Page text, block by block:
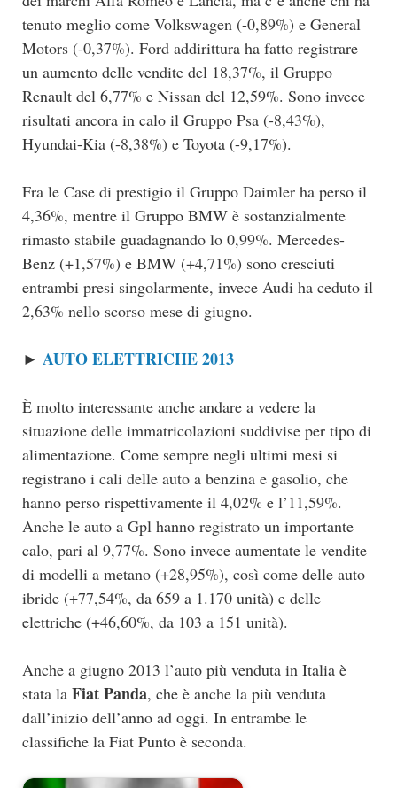
tenuto meglio come Volkswagen (-0,89%) e General
Motors (-0,37%). Ford addirittura ha fatto registrare
un aumento delle vendite del 18,37%, il Gruppo
Renault del 6,77% e Nissan del 12,59%. Sono invece
risultati ancora in calo il Gruppo Psa (-8,43%),
Hyundai-Kia (-8,38%) e Toyota (-9,17%).
Fra le Case di prestigio il Gruppo Daimler ha perso il
4,36%, mentre il Gruppo BMW è sostanzialmente
rimasto stabile guadagnando lo 0,99%. Mercedes-
Benz (+1,57%) e BMW (+4,71%) sono cresciuti
entrambi presi singolarmente, invece Audi ha ceduto il
2,63% nello scorso mese di giugno.
► AUTO ELETTRICHE 2013
È molto interessante anche andare a vedere la
situazione delle immatricolazioni suddivise per tipo di
alimentazione. Come sempre negli ultimi mesi si
registrano i cali delle auto a benzina e gasolio, che
hanno perso rispettivamente il 4,02% e l’11,59%.
Anche le auto a Gpl hanno registrato un importante
calo, pari al 9,77%. Sono invece aumentate le vendite
di modelli a metano (+28,95%), così come delle auto
ibride (+77,54%, da 659 a 1.170 unità) e delle
elettriche (+46,60%, da 103 a 151 unità).
Anche a giugno 2013 l’auto più venduta in Italia è
stata la Fiat Panda, che è anche la più venduta
dall’inizio dell’anno ad oggi. In entrambe le
classifiche la Fiat Punto è seconda.